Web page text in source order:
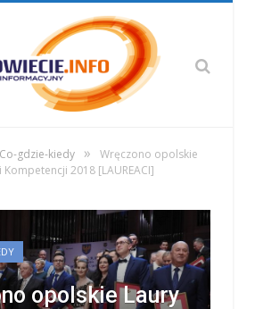
Co-gdzie-kiedy »
Wręczono opolskie
2018 [LAUREACI]
opolskie Laury